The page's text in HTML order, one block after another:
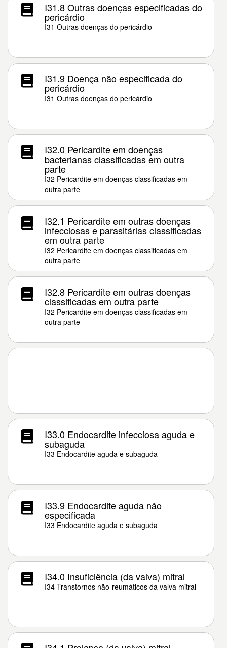
I31.8 Outras doenças especificadas do
pericárdio
I31 Outras doenças do pericárdio
I31.9 Doença não especificada do
pericárdio
I31 Outras doenças do pericárdio
I32.0 Pericardite em doenças
bacterianas classificadas em outra
parte
I32 Pericardite em doenças classificadas em
outra parte
I32.1 Pericardite em outras doenças
infecciosas e parasitárias classificadas
em outra parte
I32 Pericardite em doenças classificadas em
outra parte
I32.8 Pericardite em outras doenças
classificadas em outra parte
I32 Pericardite em doenças classificadas em
outra parte
I33.0 Endocardite infecciosa aguda e
subaguda
I33 Endocardite aguda e subaguda
I33.9 Endocardite aguda não
especificada
I33 Endocardite aguda e subaguda
I34.0 Insuficiência (da valva) mitral
I34 Transtornos não-reumáticos da valva mitral